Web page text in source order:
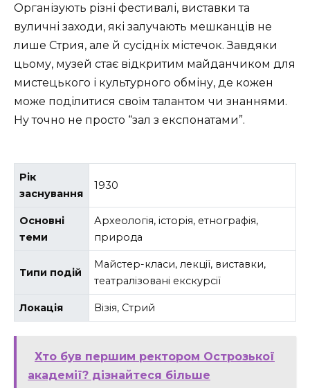
Організують різні фестивалі, виставки та
вуличні заходи, які залучають мешканців не
лише Стрия, але й сусідніх містечок. Завдяки
цьому, музей стає відкритим майданчиком для
мистецького і культурного обміну, де кожен
може поділитися своїм талантом чи знаннями.
Ну точно не просто “зал з експонатами”.
Рік
заснування
1930
Основні
теми
Археологія, історія, етнографія,
природа
Типи подій
Майстер-класи, лекції, виставки,
театралізовані екскурсії
Локація Візія, Стрий
Хто був першим ректором Острозької
академії? дізнайтеся більше